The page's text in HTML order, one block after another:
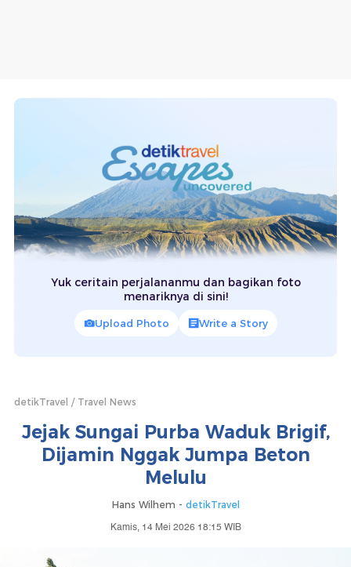
Yuk ceritain perjalananmu dan bagikan foto
menariknya di sini!
Upload Photo Write a Story
detikTravel Travel News
Jejak Sungai Purba Waduk Brigif,
Dijamin Nggak Jumpa Beton
Melulu
Hans Wilhem - detikTravel
Kamis, 14 Mei 2026 18:15 WIB